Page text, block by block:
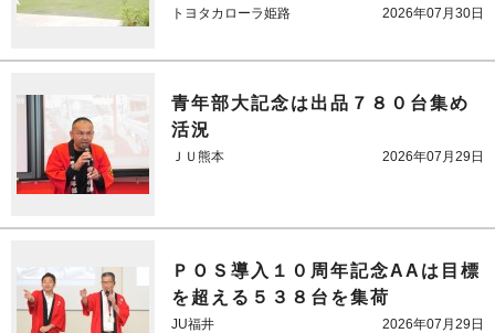
トヨタカローラ姫路 2026年07月30日
青年部大記念は出品７８０台集め
活況
ＪＵ熊本 2026年07月29日
ＰＯＳ導入１０周年記念AAは目標
を超える５３８台を集荷
JU福井 2026年07月29日